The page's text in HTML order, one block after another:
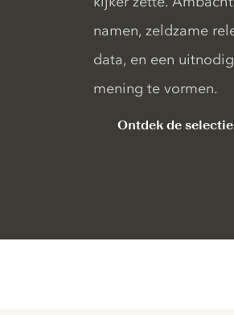
namen, zeldzame
data, en een
mening te vormen.
Ontdek de selectie